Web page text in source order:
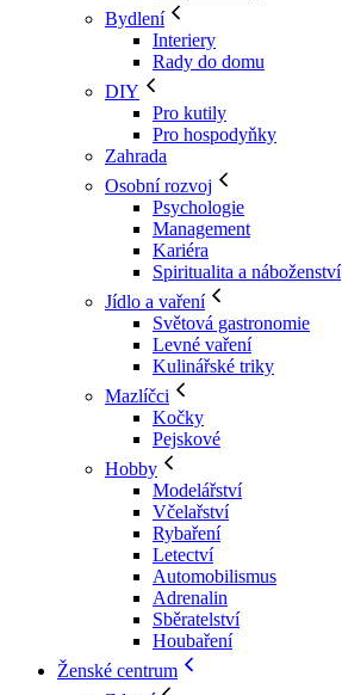
Bydlení
Interiery
Rady do domu
DIY
Pro kutily
Pro hospodyňky
Zahrada
Osobní rozvoj
Psychologie
Management
Kariéra
Spiritualita a náboženství
Jídlo a vaření
Světová gastronomie
Levné vaření
Kulinářské triky
Mazlíčci
Kočky
Pejskové
Hobby
Modelářství
Včelařství
Rybaření
Letectví
Automobilismus
Adrenalin
Sběratelství
Houbaření
Ženské centrum